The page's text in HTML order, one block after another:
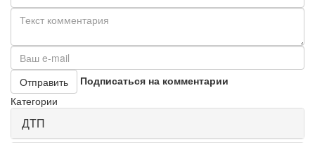
Отправить
Подписаться на комментарии
Категории
ДТП